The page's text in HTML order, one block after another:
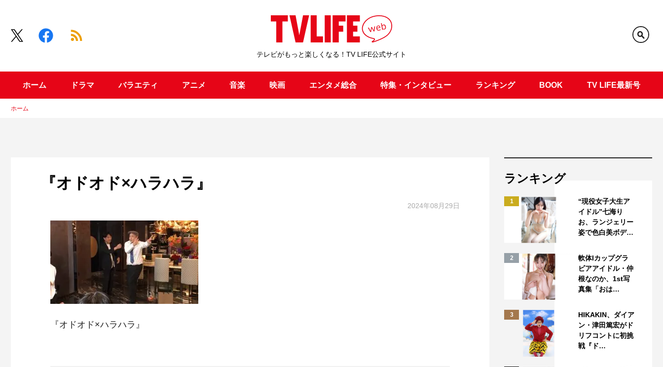
テレビがもっと楽しくなる！TV LIFE公式サイト
ホーム ドラマ バラエティ アニメ 音楽 映画 エンタメ総合 特集・インタビュー ランキング BOOK TV LIFE最新号
ホーム
『オドオド×ハラハラ』
2024年08月29日
『オドオド×ハラハラ』
ランキング
1
“現役女子大生ア
イドル”七海り
お、ランジェリー
姿で色白美ボデ…
2
軟体Iカップグラ
ビアアイドル・仲
根なのか、1st写
真集「おは…
3
HIKAKIN、ダイア
ン・津田篤宏がド
リフコントに初挑
戦『ド…